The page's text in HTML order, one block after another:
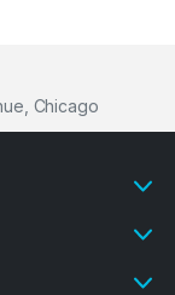
Chicago